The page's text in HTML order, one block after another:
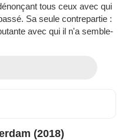
tous ceux avec qui
Sa seule contrepartie :
avec qui il n'a semble-
(2018)